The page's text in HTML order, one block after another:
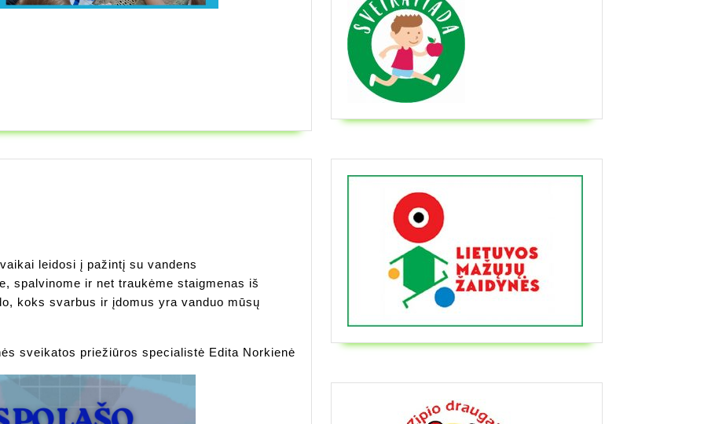
leidosi į pažintį su vandens
spalvinome ir net traukėme staigmenas iš
koks svarbus ir įdomus yra vanduo mūsų
sveikatos priežiūros specialistė Edita Norkienė